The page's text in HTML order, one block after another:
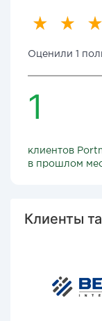
Оценили 1
1
клиентов
в прошлом
Клиенты